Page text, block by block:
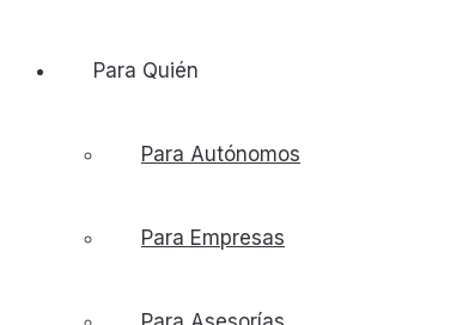
Para Quién
Para Autónomos
Para Empresas